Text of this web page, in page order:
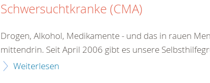
Schwersuchtkranke (CMA)
Drogen, Alkohol, Medikamente - und das in rauen
mittendrin. Seit April 2006 gibt es unsere
Weiterlesen